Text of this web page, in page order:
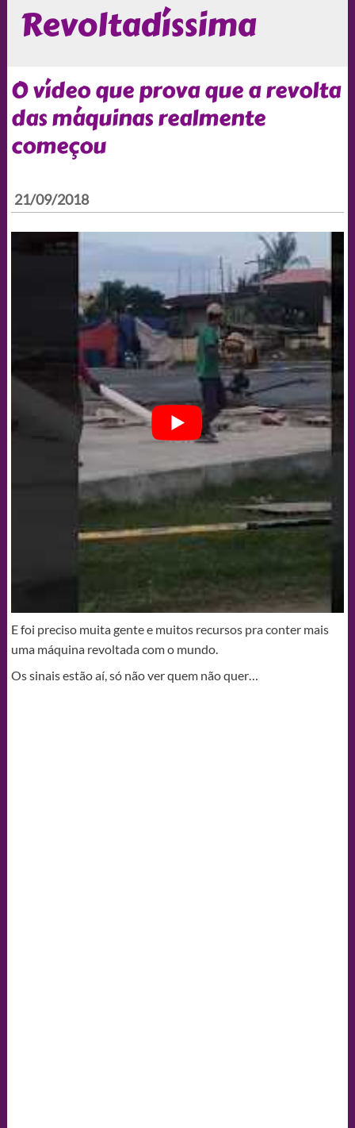
Revoltadíssima
O vídeo que prova que a revolta
das máquinas realmente
começou
21/09/2018
E foi preciso muita gente e muitos recursos pra conter mais
uma máquina revoltada com o mundo.
Os sinais estão aí, só não ver quem não quer…